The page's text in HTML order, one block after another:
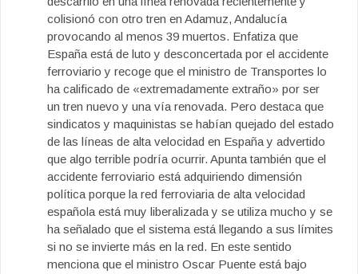
colisionó con otro tren en Adamuz, Andalucía
provocando al menos 39 muertos. Enfatiza que
España está de luto y desconcertada por el accidente
ferroviario y recoge que el ministro de Transportes lo
ha calificado de «extremadamente extraño» por ser
un tren nuevo y una vía renovada. Pero destaca que
sindicatos y maquinistas se habían quejado del estado
de las líneas de alta velocidad en España y advertido
que algo terrible podría ocurrir. Apunta también que el
accidente ferroviario está adquiriendo dimensión
política porque la red ferroviaria de alta velocidad
española está muy liberalizada y se utiliza mucho y se
ha señalado que el sistema está llegando a sus límites
si no se invierte más en la red. En este sentido
menciona que el ministro Oscar Puente está bajo